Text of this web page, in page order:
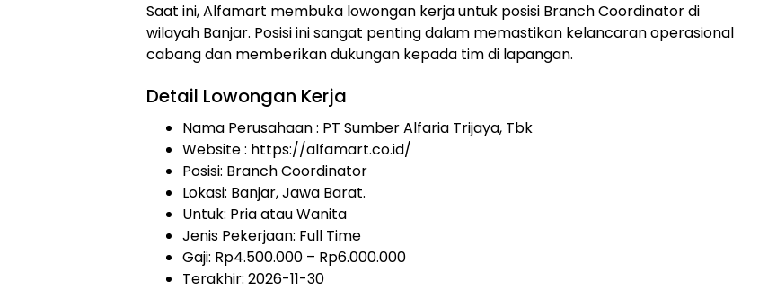
Saat ini, Alfamart membuka lowongan kerja untuk posisi Branch Coordinator di
wilayah Banjar. Posisi ini sangat penting dalam memastikan kelancaran operasional
cabang dan memberikan dukungan kepada tim di lapangan.
Detail Lowongan Kerja
Nama Perusahaan : PT Sumber Alfaria Trijaya, Tbk
Website : https://alfamart.co.id/
Posisi: Branch Coordinator
Lokasi: Banjar, Jawa Barat.
Untuk: Pria atau Wanita
Jenis Pekerjaan: Full Time
Gaji: Rp4.500.000 – Rp6.000.000
Terakhir: 2026-11-30